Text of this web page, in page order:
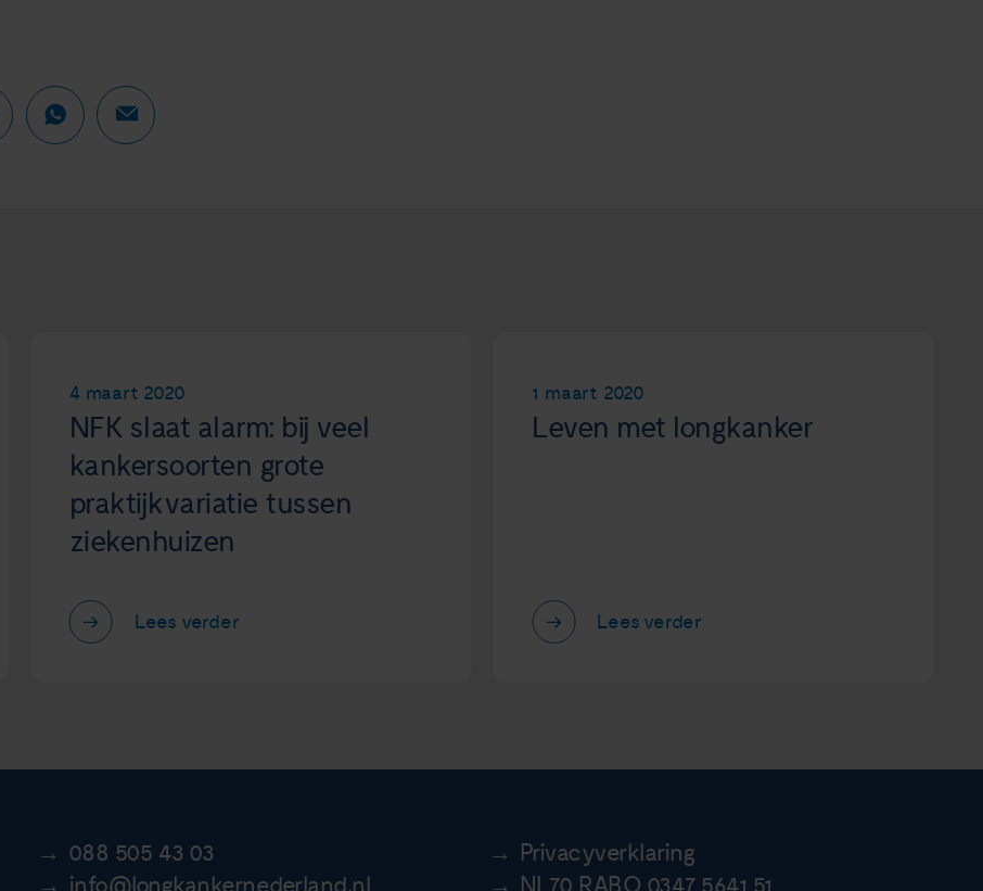
4 maart 2020
NFK slaat alarm: bij veel
kankersoorten grote
praktijkvariatie tussen
ziekenhuizen
Lees verder
1 maart 2020
Leven met longkanker
Lees verder
088 505 43 03
Privacyverklaring